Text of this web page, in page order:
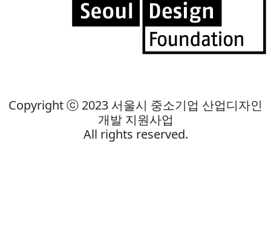
Copyright ⓒ 2023 서울시 중소기업 산업디자인
개발 지원사업
All rights reserved.